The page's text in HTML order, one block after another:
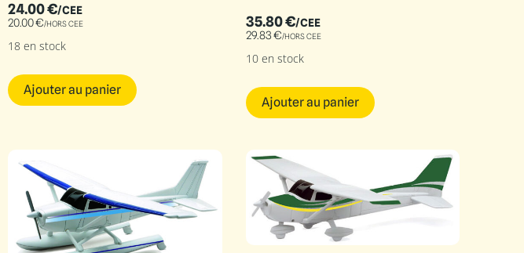
24.00€/CEE
20.00€/HORS CEE
18 en stock
Ajouter au panier
35.80€/CEE
29.83€/HORS CEE
10 en stock
Ajouter au panier